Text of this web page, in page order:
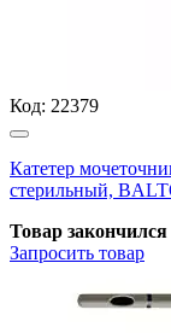
Код: 22379
Катетер
стерильный,
Товар закончился
Запросить товар